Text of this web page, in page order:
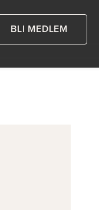
BLI MEDLEM